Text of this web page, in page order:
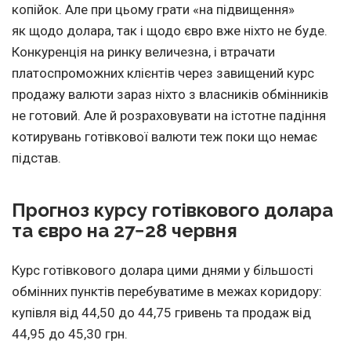
копійок. Але при цьому грати «на підвищення»
як щодо долара, так і щодо євро вже ніхто не буде.
Конкуренція на ринку величезна, і втрачати
платоспроможних клієнтів через завищений курс
продажу валюти зараз ніхто з власників обмінників
не готовий. Але й розраховувати на істотне падіння
котирувань готівкової валюти теж поки що немає
підстав.
Прогноз курсу готівкового долара
та євро на 27−28 червня
Курс готівкового долара цими днями у більшості
обмінних пунктів перебуватиме в межах коридору:
купівля від 44,50 до 44,75 гривень та продаж від
44,95 до 45,30 грн.